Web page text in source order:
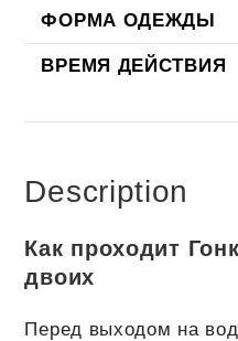
ФОРМА ОДЕЖДЫ
ВРЕМЯ ДЕЙСТВИЯ
Description
Как проходит
двоих
Перед выходом на